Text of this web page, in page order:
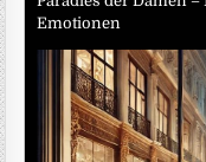
Emotionen